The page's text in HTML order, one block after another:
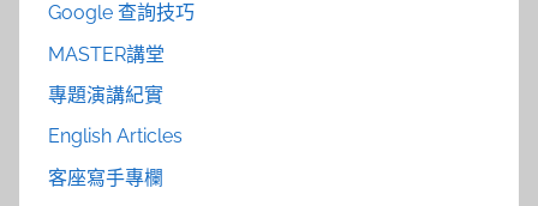
Google 查詢技巧
MASTER講堂
專題演講紀實
English Articles
客座寫手專欄